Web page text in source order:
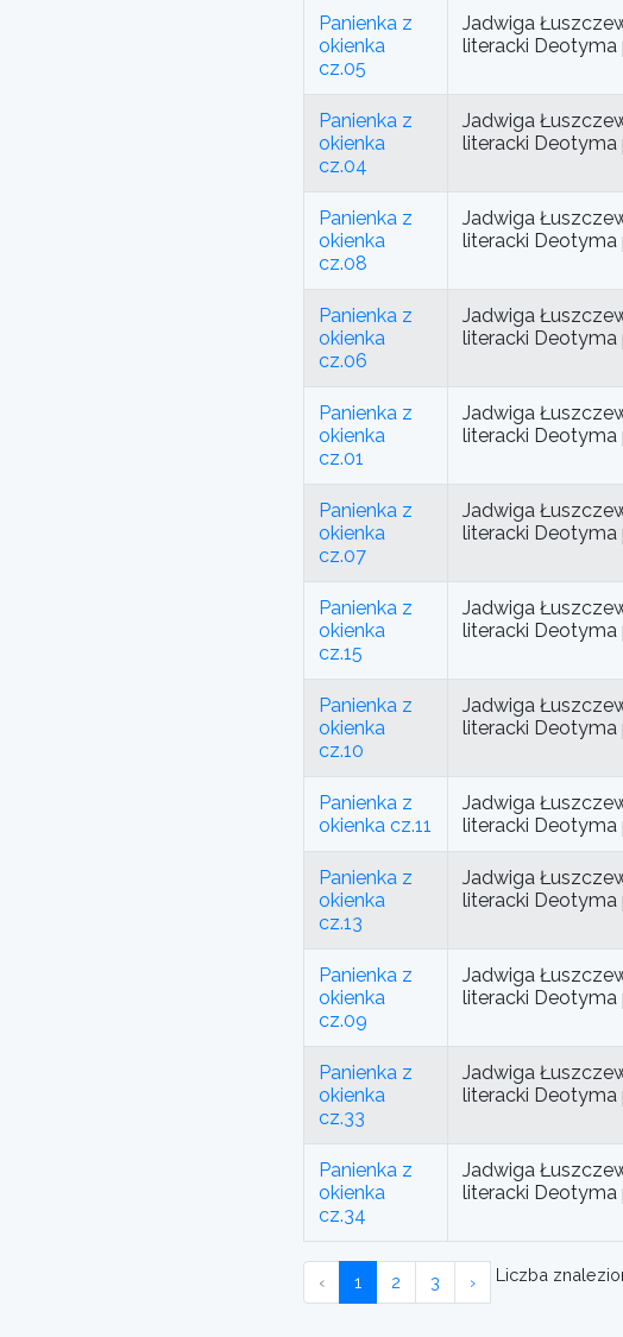
Panienka z
okienka
cz.05
Jadwiga
literacki Deotyma
Panienka z
okienka
cz.04
Jadwiga
literacki Deotyma
Panienka z
okienka
cz.08
Jadwiga
literacki Deotyma
Panienka z
okienka
cz.06
Jadwiga
literacki Deotyma
Panienka z
okienka
cz.01
Jadwiga
literacki Deotyma
Panienka z
okienka
cz.07
Jadwiga
literacki Deotyma
Panienka z
okienka
cz.15
Jadwiga
literacki Deotyma
Panienka z
okienka
cz.10
Jadwiga
literacki Deotyma
Panienka z
okienka cz.11
Jadwiga
literacki Deotyma
Panienka z
okienka
cz.13
Jadwiga
literacki Deotyma
Panienka z
okienka
cz.09
Jadwiga
literacki Deotyma
Panienka z
okienka
cz.33
Jadwiga
literacki Deotyma
Panienka z
okienka
cz.34
Jadwiga
literacki Deotyma
‹ 1 2 3 › Liczba